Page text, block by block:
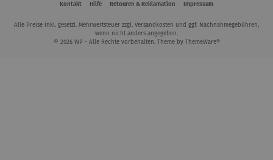
Kontakt Hilfe Retouren & Reklamation Impressum
Alle Preise inkl. gesetzl. Mehrwertsteuer zzgl. Versandkosten und ggf. Nachnahmegebühren,
wenn nicht anders angegeben.
© 2026 WP - Alle Rechte vorbehalten. Theme by ThemeWare®